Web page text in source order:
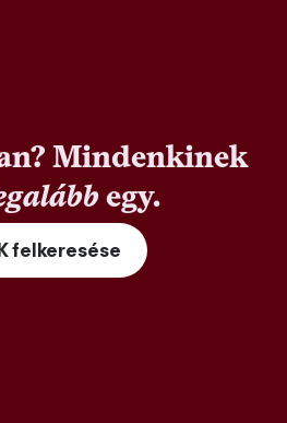
Mindenkinek
egy.
felkeresése